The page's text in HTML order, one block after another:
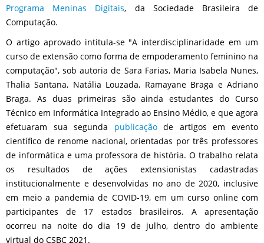
Programa Meninas Digitais, da Sociedade Brasileira de
Computação.
O artigo aprovado intitula-se "A interdisciplinaridade em um
curso de extensão como forma de empoderamento feminino na
computação", sob autoria de Sara Farias, Maria Isabela Nunes,
Thalia Santana, Natália Louzada, Ramayane Braga e Adriano
Braga. As duas primeiras são ainda estudantes do Curso
Técnico em Informática Integrado ao Ensino Médio, e que agora
efetuaram sua segunda publicaçãode artigos em evento
científico de renome nacional, orientadas por três professores
de informática e uma professora de história. O trabalho relata
os resultados de ações extensionistas cadastradas
institucionalmente e desenvolvidas no ano de 2020, inclusive
em meio a pandemia de COVID-19, em um curso online com
participantes de 17 estados brasileiros. A apresentação
ocorreu na noite do dia 19 de julho, dentro do ambiente
virtual do CSBC 2021.